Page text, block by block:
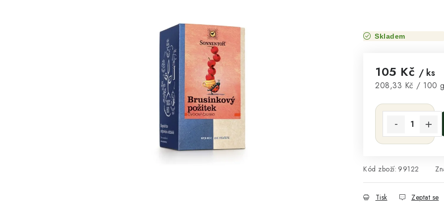
Skladem
105 Kč / ks
Měrná cena:
208,33 Kč / 100
Kód zboží: 99122
Tisk Zeptat se